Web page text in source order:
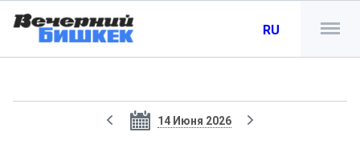
RU
14 Июня 2026